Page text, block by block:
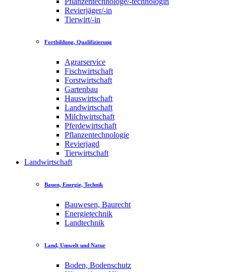
Revierjäger/-in
Tierwirt/-in
Fortbildung, Qualifizierung
Agrarservice
Fischwirtschaft
Forstwirtschaft
Gartenbau
Hauswirtschaft
Landwirtschaft
Milchwirtschaft
Pferdewirtschaft
Pflanzentechnologie
Revierjagd
Tierwirtschaft
Landwirtschaft
Bauen, Energie, Technik
Bauwesen, Baurecht
Energietechnik
Landtechnik
Land, Umwelt und Natur
Boden, Bodenschutz